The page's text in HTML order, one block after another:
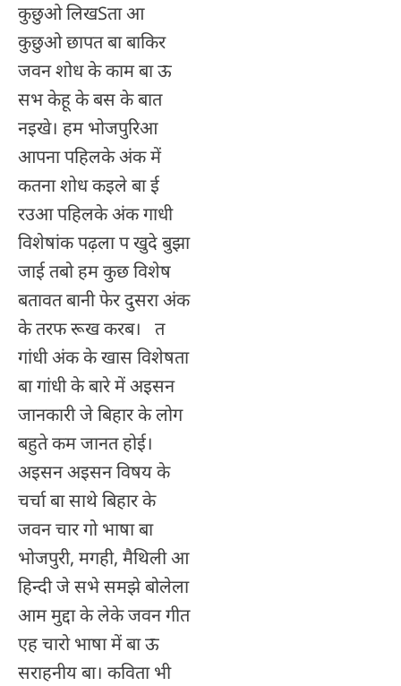
कुछुओ लिखSता आ
कुछुओ छापत बा बाकिर
जवन शोध के काम बा ऊ
सभ केहू के बस के बात
नइखे। हम भोजपुरिआ
आपना पहिलके अंक में
कतना शोध कइले बा ई
रउआ पहिलके अंक गाधी
विशेषांक पढ़ला प खुदे बुझा
जाई तबो हम कुछ विशेष
बतावत बानी फेर दुसरा अंक
के तरफ रूख करब। त
गांधी अंक के खास विशेषता
बा गांधी के बारे में अइसन
जानकारी जे बिहार के लोग
बहुते कम जानत होई।
अइसन अइसन विषय के
चर्चा बा साथे बिहार के
जवन चार गो भाषा बा
भोजपुरी, मगही, मैथिली आ
हिन्दी जे सभे समझे बोलेला
आम मुद्दा के लेके जवन गीत
एह चारो भाषा में बा ऊ
सराहनीय बा। कविता भी